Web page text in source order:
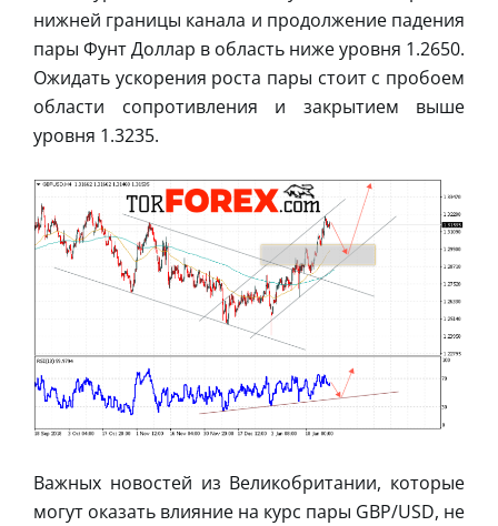
нижней границы канала и продолжение падения
пары Фунт Доллар в область ниже уровня 1.2650.
Ожидать ускорения роста пары стоит с пробоем
области сопротивления и закрытием выше
уровня 1.3235.
Важных новостей из Великобритании, которые
могут оказать влияние на курс пары GBP/USD, не